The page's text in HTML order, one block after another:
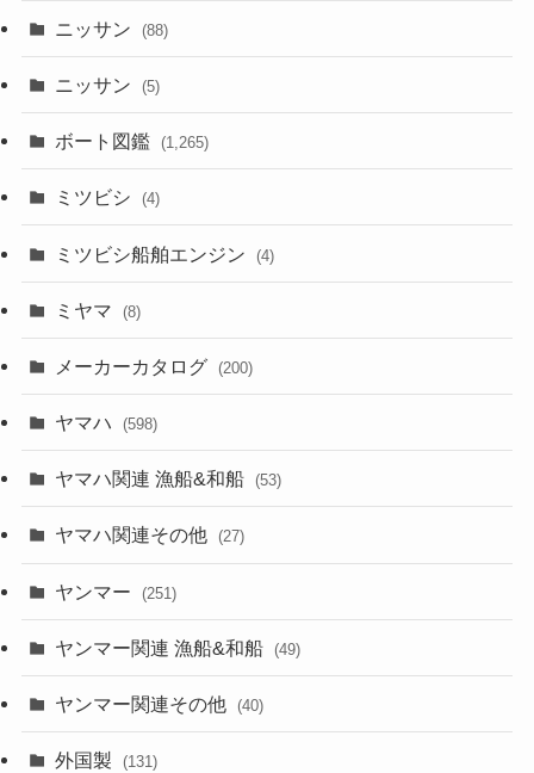
ニッサン (88)
ニッサン (5)
ボート図鑑 (1,265)
ミツビシ (4)
ミツビシ船舶エンジン (4)
ミヤマ (8)
メーカーカタログ (200)
ヤマハ (598)
ヤマハ関連 漁船&和船 (53)
ヤマハ関連その他 (27)
ヤンマー (251)
ヤンマー関連 漁船&和船 (49)
ヤンマー関連その他 (40)
外国製 (131)